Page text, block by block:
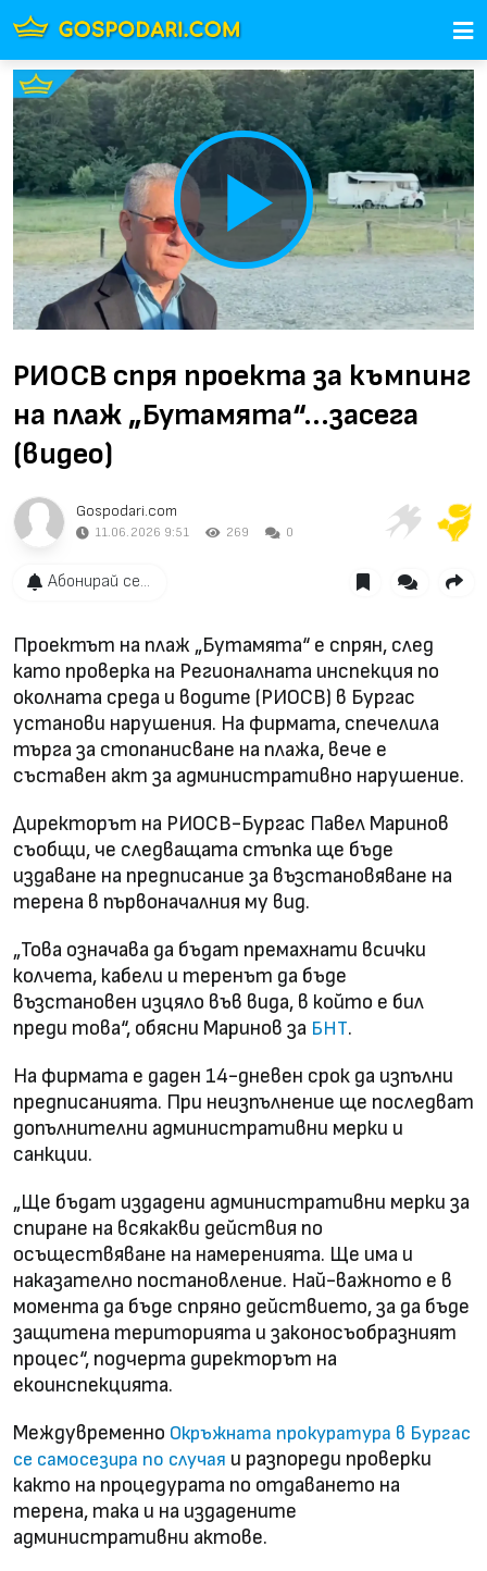
Play
Video
РИОСВ спря проекта за къмпинг
на плаж „Бутамята“...засега
(видео)
Gospodari.com
11.06.2026 9:51 269 0
Абонирай се...
Проектът на плаж „Бутамята“ е спрян, след
като проверка на Регионалната инспекция по
околната среда и водите (РИОСВ) в Бургас
установи нарушения. На фирмата, спечелила
търга за стопанисване на плажа, вече е
съставен акт за административно нарушение.
Директорът на РИОСВ-Бургас Павел Маринов
съобщи, че следващата стъпка ще бъде
издаване на предписание за възстановяване на
терена в първоначалния му вид.
„Това означава да бъдат премахнати всички
колчета, кабели и теренът да бъде
възстановен изцяло във вида, в който е бил
преди това“, обясни Маринов за БНТ.
На фирмата е даден 14-дневен срок да изпълни
предписанията. При неизпълнение ще последват
допълнителни административни мерки и
санкции.
„Ще бъдат издадени административни мерки за
спиране на всякакви действия по
осъществяване на намеренията. Ще има и
наказателно постановление. Най-важното е в
момента да бъде спряно действието, за да бъде
защитена територията и законосъобразният
процес“, подчерта директорът на
екоинспекцията.
Междувременно Окръжната прокуратура в Бургас
се самосезира по случая и разпореди проверки
както на процедурата по отдаването на
терена, така и на издадените
административни актове.